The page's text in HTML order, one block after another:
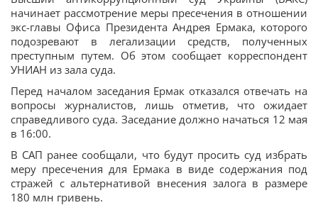
начинает рассмотрение меры пресечения в отношении
экс-главы Офиса Президента Андрея Ермака, которого
подозревают в легализации средств, полученных
преступным путем. Об этом сообщает корреспондент
УНИАН из зала суда.
Перед началом заседания Ермак отказался отвечать на
вопросы журналистов, лишь отметив, что ожидает
справедливого суда. Заседание должно начаться 12 мая
в 16:00.
В САП ранее сообщали, что будут просить суд избрать
меру пресечения для Ермака в виде содержания под
стражей с альтернативой внесения залога в размере
180 млн гривень.